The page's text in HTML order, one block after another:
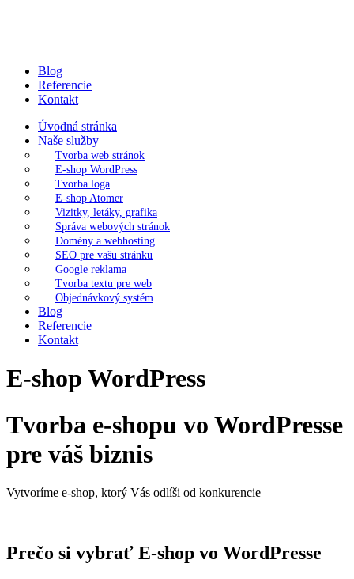
Blog
Referencie
Kontakt
Úvodná stránka
Naše služby
Tvorba web stránok
E-shop WordPress
Tvorba loga
E-shop Atomer
Vizitky, letáky, grafika
Správa webových stránok
Domény a webhosting
SEO pre vašu stránku
Google reklama
Tvorba textu pre web
Objednávkový systém
Blog
Referencie
Kontakt
E-shop WordPress
Tvorba e-shopu vo WordPresse
pre váš biznis
Vytvoríme e-shop, ktorý Vás odlíši od konkurencie
Prečo si vybrať E-shop vo WordPresse